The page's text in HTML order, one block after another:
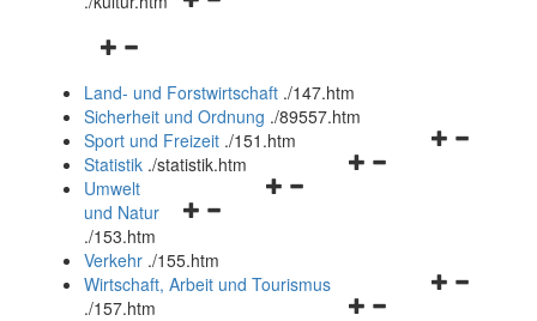
Navigationsmenü
und
schließen
Land- und Forstwirtschaft ./147.htm
Sicherheit und Ordnung ./89557.htm
Navigationsmenü
Sport und Freizeit ./151.htm
Navigationsmenü
Statistik ./statistik.htm
Navigationsmenü
und
schließen
Umwelt
und Natur
./153.htm
Verkehr ./155.htm
Navigationsmenü
Wirtschaft, Arbeit und Tourismus
./157.htm